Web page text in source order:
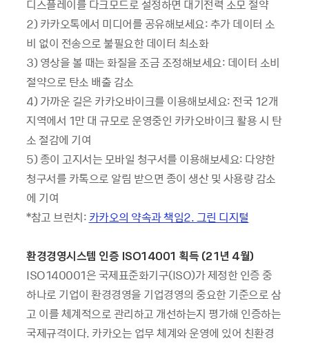
디스플레이를 다크모드로 설정하면 대기전력 소모 절약
2) 카카오톡에서 미디어를 공유해보세요: 추가 데이터 소
비 없이 전송으로 불필요한 데이터 최소화
3) 영상을 볼 때는 화질을 조금 조정해보세요: 데이터 소비
절약으로 탄소 배출 감소
4) 가까운 길은 카카오바이크를 이용해보세요: 전국 12개
지역에서 1만 대 규모로 운영중인 카카오바이크 활용 시 탄
소 절감에 기여
5) 종이 고지서는 모바일 청구서를 이용해보세요: 다양한
청구서를 카톡으로 알림 받으면 종이 생산 및 사용량 감소
에 기여
*참고 브런치: 카카오의 약속과 책임2. 그린 디지털
환경경영시스템 인증 ISO14001 획득 (21년 4월)
ISO140001은 국제표준화기구(ISO)가 제정한 인증 중
하나로 기업이 환경경영을 기업경영의 중요한 기준으로 삼
고 이를 체계적으로 관리하고 개선하는지 평가해 인증하는
국제규격이다. 카카오는 업무 체계와 운영에 있어 친환경